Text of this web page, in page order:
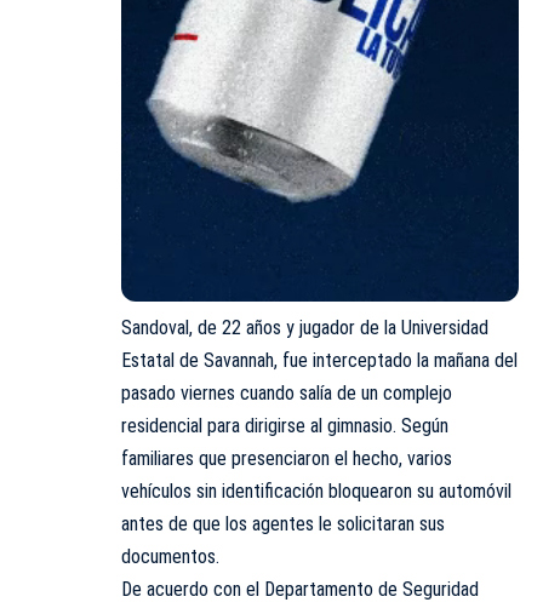
Sandoval, de 22 años y jugador de la Universidad
Estatal de Savannah, fue interceptado la mañana del
pasado viernes cuando salía de un complejo
residencial para dirigirse al gimnasio. Según
familiares que presenciaron el hecho, varios
vehículos sin identificación bloquearon su automóvil
antes de que los agentes le solicitaran sus
documentos.
De acuerdo con el Departamento de Seguridad